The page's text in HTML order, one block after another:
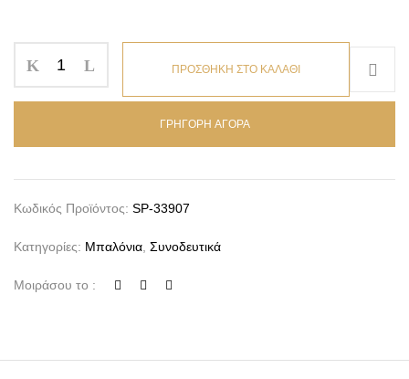
ΠΡΟΣΘΗΚΗ ΣΤΟ ΚΑΛΑΘΙ
ΓΡΗΓΟΡΗ ΑΓΟΡΑ
Κωδικός Προϊόντος: SP-33907
Κατηγορίες: Μπαλόνια, Συνοδευτικά
Μοιράσου το :